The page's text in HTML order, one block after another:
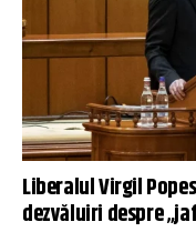
Liberalul Virgil
dezvăluiri despre